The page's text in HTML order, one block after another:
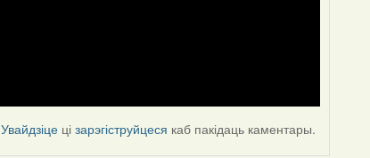
Увайдзіце цізарэгіструйцеся каб пакідаць каментары.